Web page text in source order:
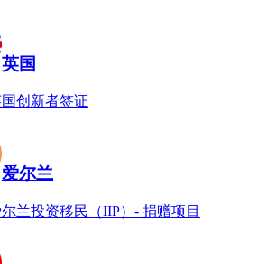
英国
创新者签证
爱尔兰
兰投资移民（IIP）- 捐赠项目